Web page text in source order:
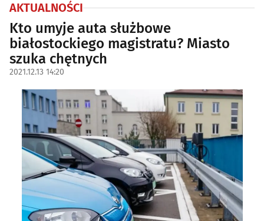
AKTUALNOŚCI
Kto umyje auta służbowe
białostockiego magistratu? Miasto
szuka chętnych
2021.12.13 14:20